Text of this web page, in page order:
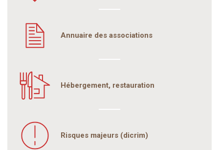
Annuaire des associations
Hébergement, restauration
Risques majeurs (dicrim)